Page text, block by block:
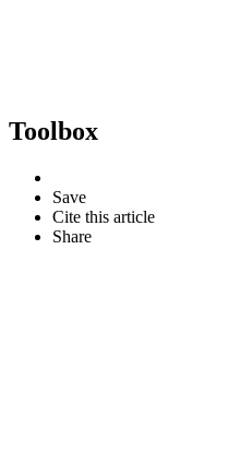
Toolbox
Save
Cite this article
Share